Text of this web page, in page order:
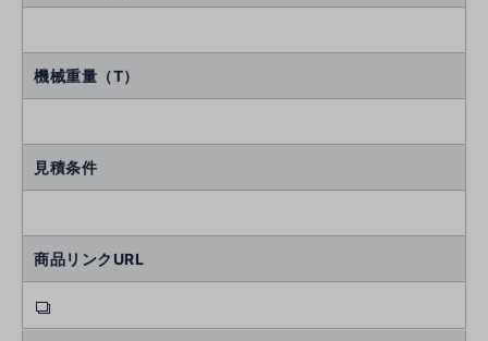
機械重量（T）
見積条件
商品リンクURL